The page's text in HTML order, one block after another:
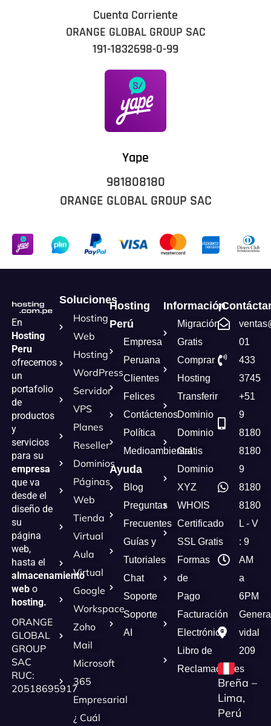
Cuenta Corriente
ORANGE GLOBAL GROUP SAC
191-1832698-0-99
Yape
981808180
ORANGE GLOBAL GROUP SAC
En
Hosting
Peru
ofrecemos
un
portafolio
de
productos
y
servicios
para su
empresa
que va
desde el
diseño de
su
página
web,
hasta el
almacenamiento
webo
hosting.
ORANGE
GLOBAL
GROUP
SAC
RUC:
20518695917
Soluciones
Hosting
Web
Hosting
WordPress
Servidor
VPS
Planes
Reseller
Dominios
Páginas
Web
Tienda
Virtual
Aula
Virtual
Google
Workspace
Zoho
Mail
Microsoft
365
Empresarial
¿ Cuál
Hosting
Perú
Empresa
Peruana
Clientes
Felices
Contáctenos
Política
Medioambiental
Ayuda
Blog
Preguntas
Frecuentes
Guías y
Tutoriales
Chat
Soporte
Soporte
AI
Información
Migración
Gratis
Comprar
Hosting
Transferir
Dominio
Dominio
Gratis
Dominio
XYZ
WHOIS
Certificado
SSL Gratis
Formas
de
Pago
Facturación
Electrónica
Libro de
Reclamaciones
01
433
3745
+51
9
8180
8180
9
8180
8180
L - V
: 9
AM
a
6PM
vidal
209
Breña –
Lima,
Perú